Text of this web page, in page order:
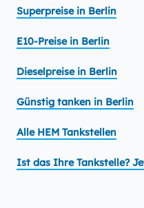
Superpreise in Berlin
E10-Preise in Berlin
Dieselpreise in Berlin
Günstig tanken in Berlin
Alle HEM Tankstellen
Ist das Ihre Tankstelle?